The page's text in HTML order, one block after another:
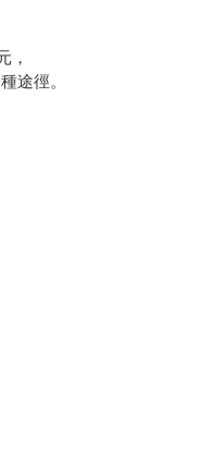
，
途徑。